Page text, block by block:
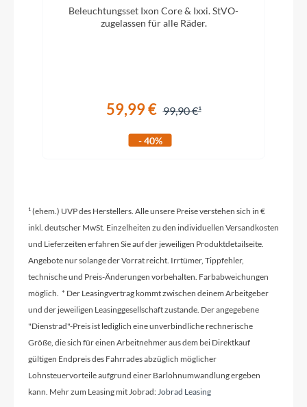
Rahmenmaterial
SHIMANO Deore FC-M4100-2, 36/26T
Kassette
Lenker
STYX Riserbar
Farbe
black matt
SHIMANO CN-HG54-10, 10-SPD
Beleuchtungsset Ixon Core & Ixxi. StVO-
zugelassen für alle Räder.
59,99 € 99,90 €
- 40%
¹ (ehem.) UVP des Herstellers. Alle unsere Preise verstehen sich in €
inkl. deutscher MwSt. Einzelheiten zu den individuellen Versandkosten
und Lieferzeiten erfahren Sie auf der jeweiligen Produktdetailseite.
Angebote nur solange der Vorrat reicht. Irrtümer, Tippfehler,
technische und Preis-Änderungen vorbehalten. Farbabweichungen
möglich. * Der Leasingvertrag kommt zwischen deinem Arbeitgeber
und der jeweiligen Leasinggesellschaft zustande. Der angegebene
"Dienstrad"-Preis ist lediglich eine unverbindliche rechnerische
Größe, die sich für einen Arbeitnehmer aus dem bei Direktkauf
gültigen Endpreis des Fahrrades abzüglich möglicher
Lohnsteuervorteile aufgrund einer Barlohnumwandlung ergeben
kann. Mehr zum Leasing mit Jobrad:Jobrad Leasing